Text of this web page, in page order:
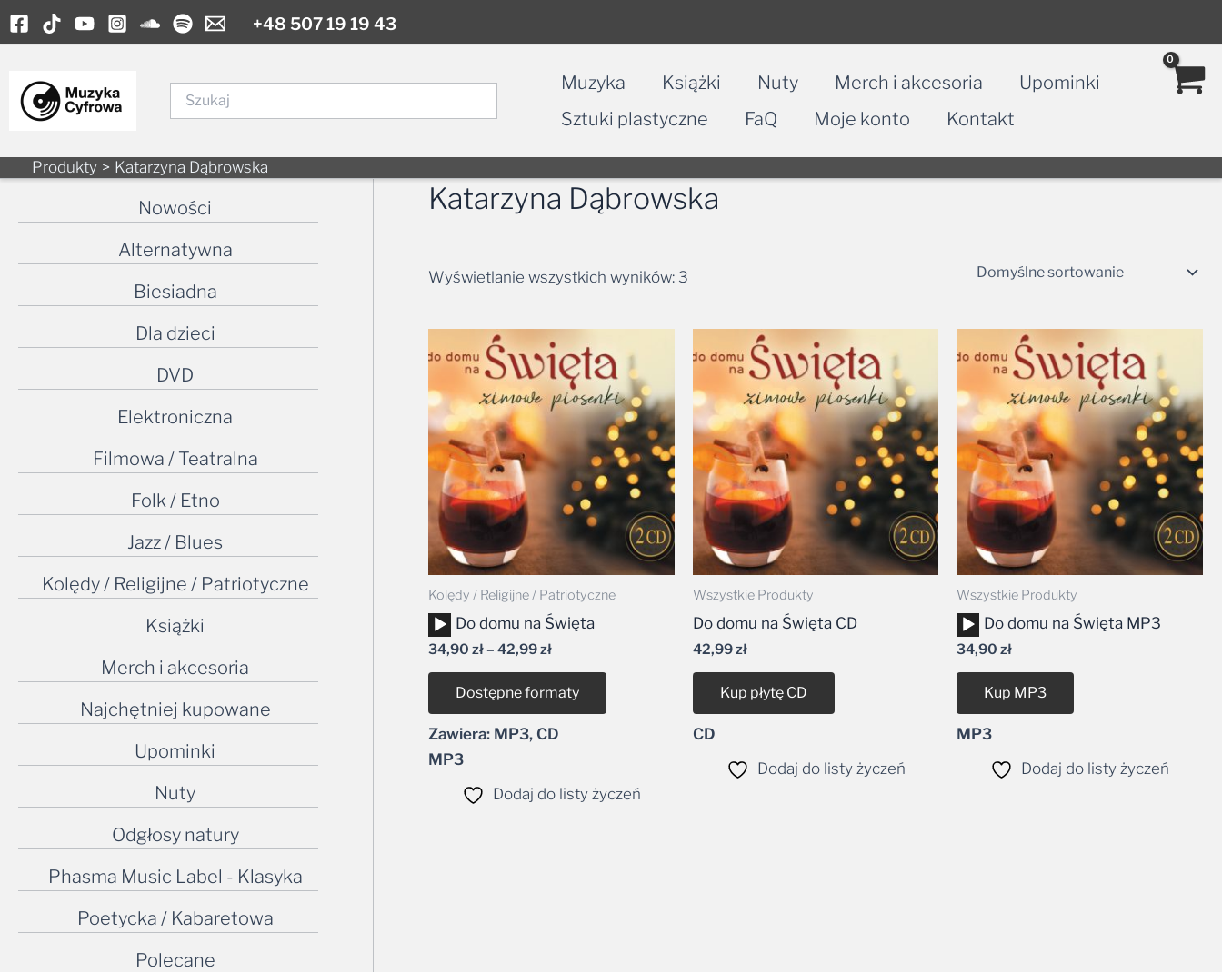
Skip
to
+48 507 19 19 43
Muzyka Książki Nuty Merch i akcesoria
Upominki
Sztuki plastyczne
FaQ Moje konto Kontakt
Produkty Katarzyna Dąbrowska
Nowości
Alternatywna
Biesiadna
Dla dzieci
DVD
Elektroniczna
Filmowa / Teatralna
Folk / Etno
Jazz / Blues
Kolędy / Religijne / Patriotyczne
Książki
Merch i akcesoria
Najchętniej kupowane
Upominki
Nuty
Odgłosy natury
Phasma Music Label - Klasyka
Poetycka / Kabaretowa
Polecane
Katarzyna Dąbrowska
Wyświetlanie wszystkich wyników: 3
Kolędy / Religijne / Patriotyczne
Odtwarzacz
plików
dźwiękowych
Do domu na Święta
34,90zł– 42,99zł
cen:
od
34,90 zł
do
42,99 zł
Dostępne formaty
Zawiera: MP3, CD
MP3
Dodaj do listy życzeń
Wszystkie Produkty
Do domu na Święta CD
42,99zł
Kup płytę CD
CD
Dodaj do listy życzeń
Wszystkie Produkty
Odtwarzacz
plików
dźwiękowych
Do domu na Święta MP3
34,90zł
Kup MP3
MP3
Dodaj do listy życzeń